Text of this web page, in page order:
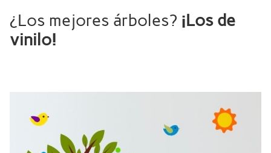
¿Los mejores árboles? ¡Los de
vinilo!